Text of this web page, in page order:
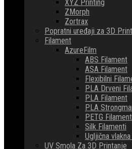
XYZ Printing
ZMorph
Zortrax
Popratni uređaji za 3D
Filament
AzureFilm
ABS Filament
ASA Filament
Flexibilni
PLA Drveni
PLA Filament
PLA
PETG Filament
Silk Filamenti
Ugljična
UV Smola Za 3D Printanje